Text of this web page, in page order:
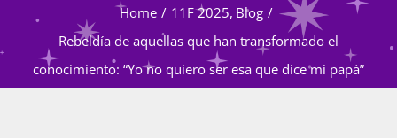
Atención de la violencia de género
Home 11F 2025 Blog
Rebeldía de aquellas que han transformado el
conocimiento: “Yo no quiero ser esa que dice mi papá”